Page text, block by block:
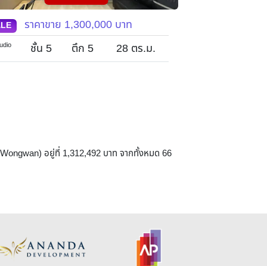
ราคาขาย 1,200,000บาท
ชั้น 1 ตึก 4 28 ตร.ม.
อยู่ที่ 1,312,492 บาท จากทั้งหมด 66